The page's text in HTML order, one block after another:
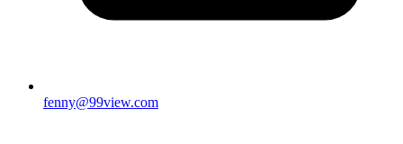
fenny@99view.com